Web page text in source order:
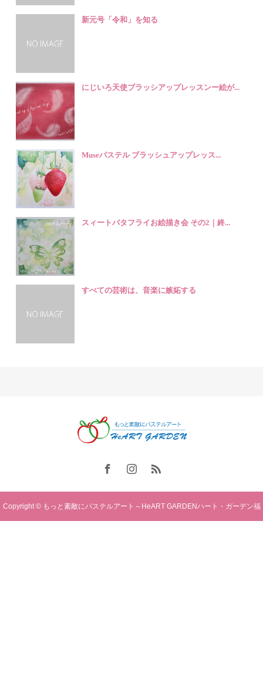
新元号「令和」を知る
にじいろ天使ブラッシアップレッスンー絵が...
Museパステル ブラッシュアップレッス...
スィートバタフライお絵描き会 その2｜終...
すべての芸術は、音楽に嫉妬する
Copyright © もっと素敵にパステルアート～HeART GARDENハート・ガーデン福